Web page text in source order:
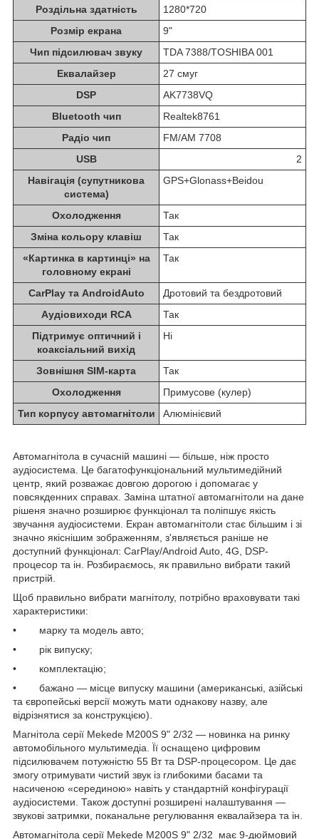
Роздільна здатність
1280*720
Розмір екрана
9"
Чип підсилювач звуку
TDA 7388/TOSHIBA 001
Еквалайзер
27 смуг
DSP
AK7738VQ
Bluetooth чип
Realtek8761
Радіо чип
FM/AM 7708
USB
2
Навігація (супутникова
система)
GPS+Glonass+Beidou
Охолодження
Так
Зміна кольору клавіш
Так
«Картинка в картинці» на
головному екрані
Так
CarPlay та AndroidAuto
Дротовий та бездротовий
Аудіовиходи RCA
Так
Підтримує оптичний і
коаксіальний вихід
Ні
Зовнішня SIM-карта
Так
Охолодження
Примусове (кулер)
Тип корпусу автомагнітоли
Алюмінієвий
Автомагнітола в сучасній машині — більше, ніж просто
аудіосистема. Це багатофункціональний мультимедійний
центр, який розважає довгою дорогою і допомагає у
повсякденних справах. Заміна штатної автомагнітоли на дане
рішеня значно розширює функціонал та поліпшує якість
звучання аудіосистеми. Екран автомагнітоли стає більшим і зі
значно якіснішим зображенням, з'являється раніше не
доступний функціонал: CarPlay/Android Auto, 4G, DSP-
процесор та ін. Розбираємось, як правильно вибрати такий
пристрій.
Щоб правильно вибрати магнітолу, потрібно враховувати такі
характеристики:
• марку та модель авто;
• рік випуску;
• комплектацію;
• бажано — місце випуску машини (американські, азійські
та європейські версії можуть мати однакову назву, але
відрізнятися за конструкцією).
Магнітола серії Mekede M200S 9" 2/32 — новинка на ринку
автомобільного мультимедіа. Її оснащено цифровим
підсилювачем потужністю 55 Вт та DSP-процесором. Це дає
змогу отримувати чистий звук із глибокими басами та
насиченою «серединою» навіть у стандартній конфігурації
аудіосистеми. Також доступні розширені налаштування —
звукові затримки, поканальне регулювання еквалайзера та ін.
Автомагнітола серії Mekede M200S 9" 2/32 має 9-дюймовий